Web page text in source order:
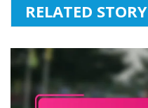
RELATED STORY